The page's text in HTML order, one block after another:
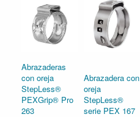
Abrazaderas
con oreja
StepLess®
PEXGrip® Pro
263
Abrazadera con
oreja
StepLess®
serie PEX 167